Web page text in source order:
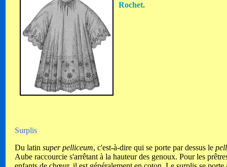
Rochet.
Surplis
Du latin super pelliceum, c'est-à-dire qui se porte par dessus le
Aube raccourcie s'arrêtant à la hauteur des genoux. Pour les